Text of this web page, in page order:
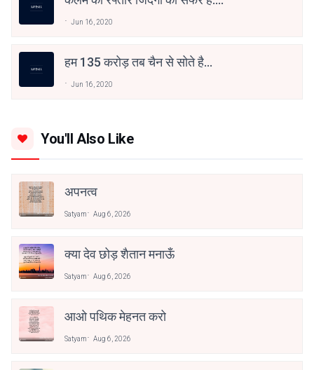
Jun 16, 2020
हम 135 करोड़ तब चैन से सोते है...
Jun 16, 2020
You'll Also Like
अपनत्व
Satyam Aug 6, 2026
क्या देव छोड़ शैतान मनाऊँ
Satyam Aug 6, 2026
आओ पथिक मेहनत करो
Satyam Aug 6, 2026